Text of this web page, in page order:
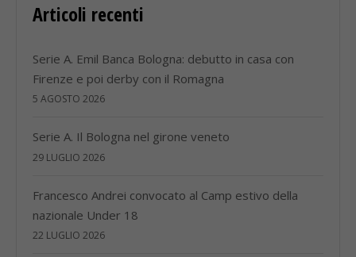
Articoli recenti
Serie A. Emil Banca Bologna: debutto in casa con
Firenze e poi derby con il Romagna
5 AGOSTO 2026
Serie A. Il Bologna nel girone veneto
29 LUGLIO 2026
Francesco Andrei convocato al Camp estivo della
nazionale Under 18
22 LUGLIO 2026